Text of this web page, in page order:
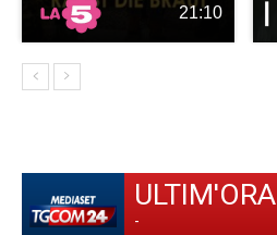
21:10
ULTIM'ORA
-